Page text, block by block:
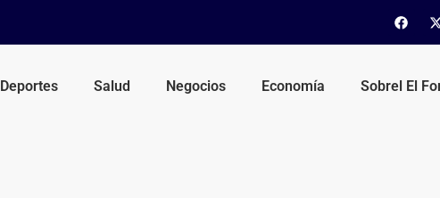
Deportes Salud Negocios Economía Sobrel El